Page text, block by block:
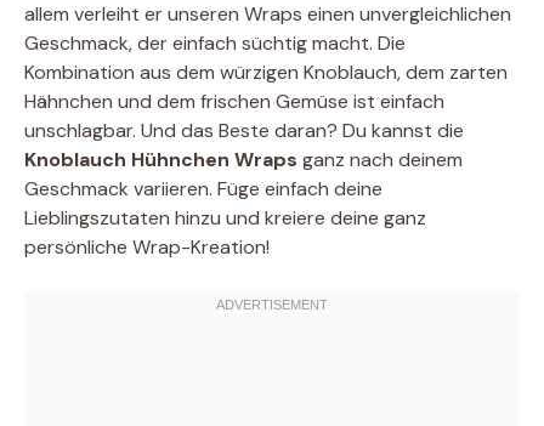
allem verleiht er unseren Wraps einen unvergleichlichen
Geschmack, der einfach süchtig macht. Die
Kombination aus dem würzigen Knoblauch, dem zarten
Hähnchen und dem frischen Gemüse ist einfach
unschlagbar. Und das Beste daran? Du kannst die
Knoblauch Hühnchen Wraps ganz nach deinem
Geschmack variieren. Füge einfach deine
Lieblingszutaten hinzu und kreiere deine ganz
persönliche Wrap-Kreation!